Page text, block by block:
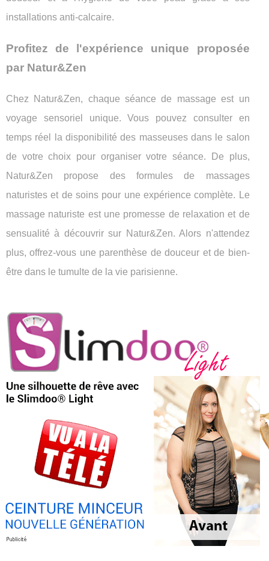
installations anti-calcaire.
Profitez de l'expérience unique proposée
par Natur&Zen
Chez Natur&Zen, chaque séance de massage est un
voyage sensoriel unique. Vous pouvez consulter en
temps réel la disponibilité des masseuses dans le salon
de votre choix pour organiser votre séance. De plus,
Natur&Zen propose des formules de massages
naturistes et de soins pour une expérience complète. Le
massage naturiste est une promesse de relaxation et de
sensualité à découvrir sur Natur&Zen. Alors n'attendez
plus, offrez-vous une parenthèse de douceur et de bien-
être dans le tumulte de la vie parisienne.